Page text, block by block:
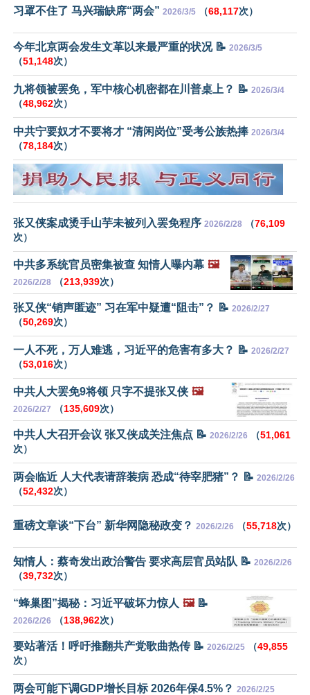
习罩不住了 马兴瑞缺席“两会” 2026/3/5 （68,117次）
今年北京两会发生文革以来最严重的状况 📝 2026/3/5
（51,148次）
九将领被罢免，军中核心机密都在川普桌上？ 📝 2026/3/4
（48,962次）
中共宁要奴才不要将才 “清闲岗位”受考公族热捧 2026/3/4
（78,184次）
张又侠案成烫手山芋未被列入罢免程序 2026/2/28 （76,109
次）
中共多系统官员密集被查 知情人曝内幕 🖼️
2026/2/28 （213,939次）
张又侠“销声匿迹” 习在军中疑遭“阻击”？ 📝 2026/2/27
（50,269次）
一人不死，万人难逃，习近平的危害有多大？ 📝 2026/2/27
（53,016次）
中共人大罢免9将领 只字不提张又侠 🖼️
2026/2/27 （135,609次）
中共人大召开会议 张又侠成关注焦点 📝 2026/2/26 （51,061
次）
两会临近 人大代表请辞装病 恐成“待宰肥猪”？ 📝 2026/2/26
（52,432次）
重磅文章谈“下台” 新华网隐秘政变？ 2026/2/26 （55,718次）
知情人：蔡奇发出政治警告 要求高层官员站队 📝 2026/2/26
（39,732次）
“蜂巢图”揭秘：习近平破坏力惊人 🖼️📝
2026/2/26 （138,962次）
要站著活！呼吁推翻共产党歌曲热传 📝 2026/2/25 （49,855
次）
两会可能下调GDP增长目标 2026年保4.5%？ 2026/2/25